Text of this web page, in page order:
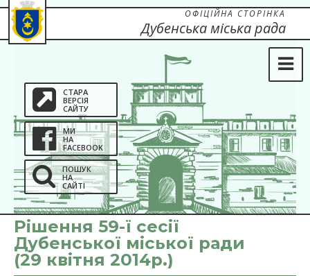
СТАРА
ВЕРСІЯ
САЙТУ
МИ
НА
FACEBOOK
ПОШУК
НА
САЙТІ
ОФІЦІЙНА СТОРІНКА
Дубенська міська рада
Рішення 59-ї сесії
Дубенської міської ради
(29 квітня 2014р.)